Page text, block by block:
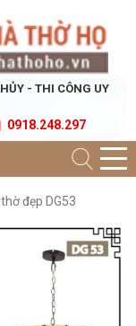
- THI CÔNG UY
0918.248.297
đẹp DG53